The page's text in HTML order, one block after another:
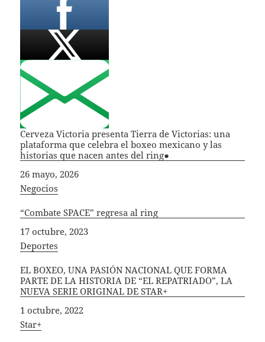
Cerveza Victoria presenta Tierra de Victorias: una
plataforma que celebra el boxeo mexicano y las
historias que nacen antes del ring●
Fecha
26 mayo, 2026
In relation to
Negocios
“Combate SPACE” regresa al ring
Fecha
17 octubre, 2023
In relation to
Deportes
EL BOXEO, UNA PASIÓN NACIONAL QUE FORMA
PARTE DE LA HISTORIA DE “EL REPATRIADO”, LA
NUEVA SERIE ORIGINAL DE STAR+
Fecha
1 octubre, 2022
In relation to
Star+